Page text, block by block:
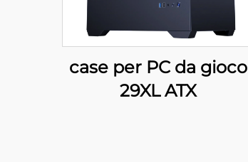
case per PC da gioco
29XL ATX